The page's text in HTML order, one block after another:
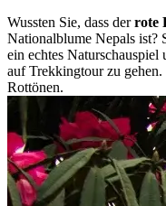
Wussten Sie, dass derrote
Nationalblume Nepals
ein echtes Naturschauspiel
auf Trekkingtour zu
Rottönen.